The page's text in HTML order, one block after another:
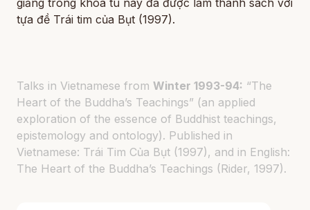
giảng trong khóa tu này đã được làm thành sách với
tựa đề Trái tim của Bụt (1997).
Talks in Vietnamese from Winter 1993-94: “The
Heart of the Buddha’s Teachings” (an applied
exploration of the essence of Buddhist teachings,
epistemology and ontology). Published in
Vietnamese: Trái Tim Của Bụt (1997), and in English:
The Heart of the Buddha’s Teachings (Rider, 1997).